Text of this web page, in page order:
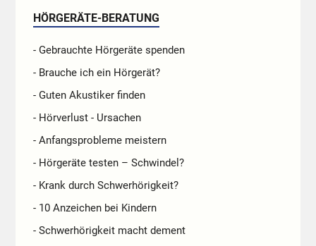
HÖRGERÄTE-BERATUNG
- Gebrauchte Hörgeräte spenden
- Brauche ich ein Hörgerät?
- Guten Akustiker finden
- Hörverlust - Ursachen
- Anfangsprobleme meistern
- Hörgeräte testen – Schwindel?
- Krank durch Schwerhörigkeit?
- 10 Anzeichen bei Kindern
- Schwerhörigkeit macht dement